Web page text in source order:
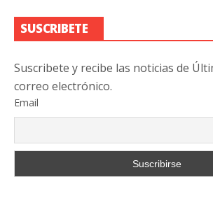
SUSCRIBETE
Suscribete y recibe las noticias de
correo electrónico.
Email